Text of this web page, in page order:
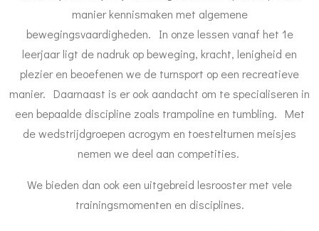
manier kennismaken met algemene
bewegingsvaardigheden. In onze lessen vanaf het 1e
leerjaar ligt de nadruk op beweging, kracht, lenigheid en
plezier en beoefenen we de turnsport op een recreatieve
manier. Daarnaast is er ook aandacht om te specialiseren in
een bepaalde discipline zoals trampoline en tumbling. Met
de wedstrijdgroepen acrogym en toestelturnen meisjes
nemen we deel aan competities.
We bieden dan ook een uitgebreid lesrooster met vele
trainingsmomenten en disciplines.